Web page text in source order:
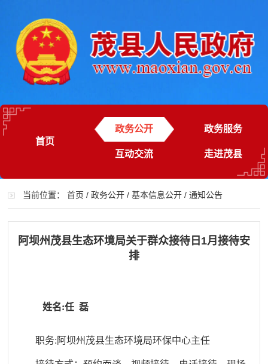
首页
政务公开 政务服务
互动交流 走进茂县
当前位置：首页 /政务公开 /基本信息公开 /通知公告
阿坝州茂县生态环境局关于群众接待日1月接待安
排
姓名:任 磊
职务: 阿坝州茂县生态环境局环保中心主任